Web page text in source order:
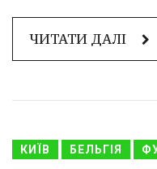
ЧИТАТИ ДАЛІ
КИЇВ БЕЛЬГІЯ